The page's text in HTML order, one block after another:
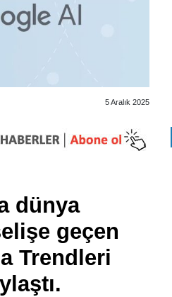
5 Aralık 2025
dünya
geçen
Trendleri